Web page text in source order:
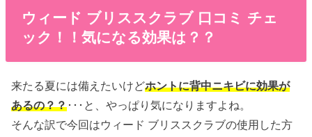
ウィード ブリススクラブ 口コミ チェ
ック！！気になる効果は？？
来たる夏には備えたいけどホントに背中ニキビに効果が
あるの？？･･･と、やっぱり気になりますよね。
そんな訳で今回はウィード ブリススクラブの使用した方